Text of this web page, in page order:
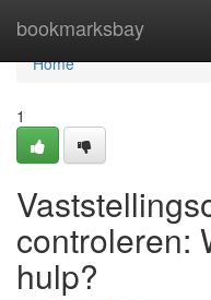
bookmarksbay
Home
Home
1
controleren:
hulp?